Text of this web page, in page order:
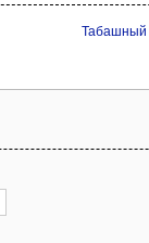
Табашный